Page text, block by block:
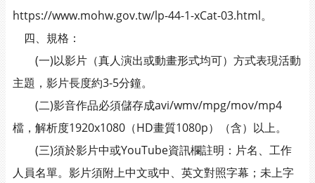
https://www.mohw.gov.tw/lp-44-1-xCat-03.html。
四、規格：
(一)以影片（真人演出或動畫形式均可）方式表現活動
主題，影片長度約3-5分鐘。
(二)影音作品必須儲存成avi/wmv/mpg/mov/mp4
檔，解析度1920x1080（HD畫質1080p）（含）以上。
(三)須於影片中或YouTube資訊欄註明：片名、工作
人員名單。影片須附上中文或中、英文對照字幕；未上字